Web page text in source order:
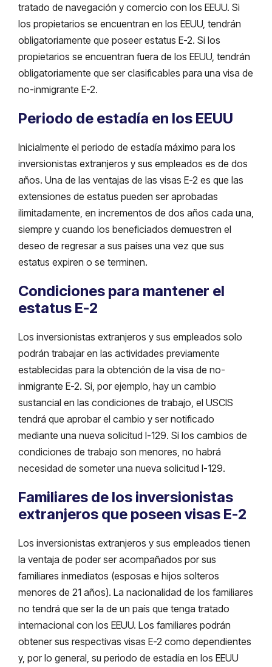
tratado de navegación y comercio con los EEUU. Si
los propietarios se encuentran en los EEUU, tendrán
obligatoriamente que poseer estatus E-2. Si los
propietarios se encuentran fuera de los EEUU, tendrán
obligatoriamente que ser clasificables para una visa de
no-inmigrante E-2.
Periodo de estadía en los EEUU
Inicialmente el periodo de estadía máximo para los
inversionistas extranjeros y sus empleados es de dos
años. Una de las ventajas de las visas E-2 es que las
extensiones de estatus pueden ser aprobadas
ilimitadamente, en incrementos de dos años cada una,
siempre y cuando los beneficiados demuestren el
deseo de regresar a sus países una vez que sus
estatus expiren o se terminen.
Condiciones para mantener el
estatus E-2
Los inversionistas extranjeros y sus empleados solo
podrán trabajar en las actividades previamente
establecidas para la obtención de la visa de no-
inmigrante E-2. Si, por ejemplo, hay un cambio
sustancial en las condiciones de trabajo, el USCIS
tendrá que aprobar el cambio y ser notificado
mediante una nueva solicitud I-129. Si los cambios de
condiciones de trabajo son menores, no habrá
necesidad de someter una nueva solicitud I-129.
Familiares de los inversionistas
extranjeros que poseen visas E-2
Los inversionistas extranjeros y sus empleados tienen
la ventaja de poder ser acompañados por sus
familiares inmediatos (esposas e hijos solteros
menores de 21 años). La nacionalidad de los familiares
no tendrá que ser la de un país que tenga tratado
internacional con los EEUU. Los familiares podrán
obtener sus respectivas visas E-2 como dependientes
y, por lo general, su periodo de estadía en los EEUU